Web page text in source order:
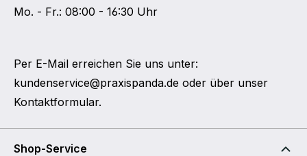
Mo. - Fr.: 08:00 - 16:30 Uhr
Per E-Mail erreichen Sie uns unter:
kundenservice@praxispanda.de oder über unser
Kontaktformular.
Shop-Service